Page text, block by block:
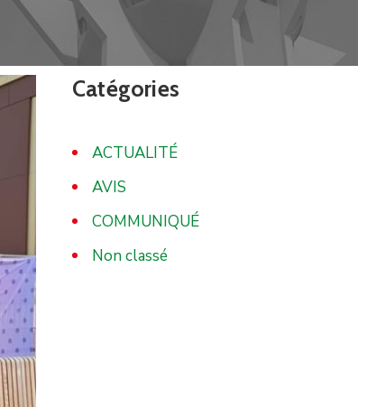
Catégories
ACTUALITÉ
AVIS
COMMUNIQUÉ
Non classé